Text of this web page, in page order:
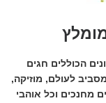
הכוללים חגים
לעולם, מוזיקה,
מחנכים וכל אוהבי